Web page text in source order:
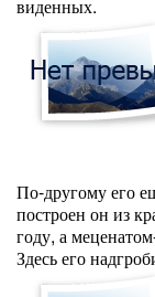
виденных.
По-другому его
построен он из
году, а
Здесь его